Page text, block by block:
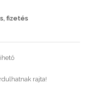
fizetés
rajta!